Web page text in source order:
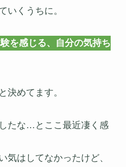
いくうちに。
を感じる、自分の気持ち
決めてます。
たな…とここ最近凄く感
気はしてなかったけど、